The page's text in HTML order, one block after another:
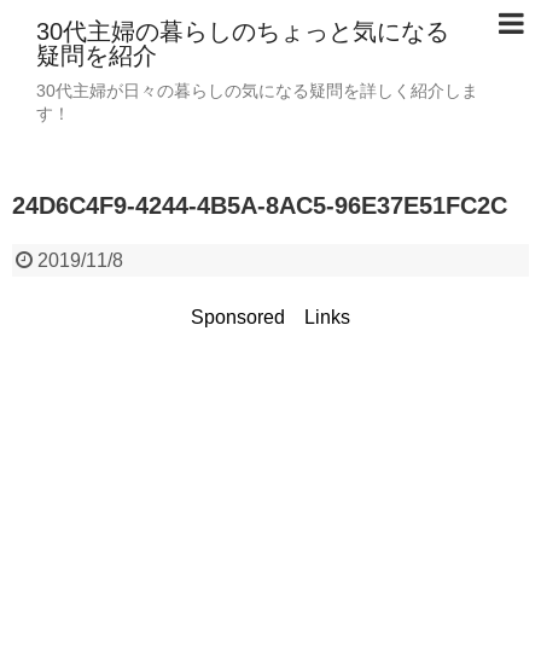
30代主婦の暮らしのちょっと気になる
疑問を紹介
30代主婦が日々の暮らしの気になる疑問を詳しく紹介しま
す！
24D6C4F9-4244-4B5A-8AC5-96E37E51FC2C
2019/11/8
Sponsored Links